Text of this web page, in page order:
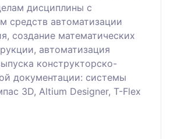
дисциплины с
средств автоматизации
создание математических
автоматизация
конструкторско-
документации: системы
3D, Altium Designer, T-Flex